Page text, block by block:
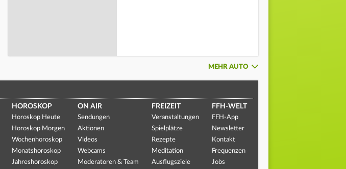
MEHR AUTO
HOROSKOP
Horoskop Heute
Horoskop Morgen
Wochenhoroskop
Monatshoroskop
Jahreshoroskop
ON AIR
Sendungen
Aktionen
Videos
Webcams
Moderatoren & Team
FREIZEIT
Veranstaltungen
Spielplätze
Rezepte
Meditation
Ausflugsziele
FFH-WELT
FFH-App
Newsletter
Kontakt
Frequenzen
Jobs